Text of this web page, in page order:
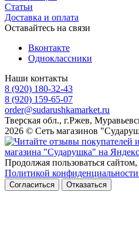
Статьи
Доставка и оплата
Оставайтесь на связи
Вконтакте
Одноклассники
Наши контакты
8 (920) 180-32-43
8 (920) 159-65-07
order@sudarushkamarket.ru
Тверская обл., г.Ржев,
2026 © Сеть магазинов
Продолжая пользоваться
Политикой конфиденциальности
Согласиться Отказаться